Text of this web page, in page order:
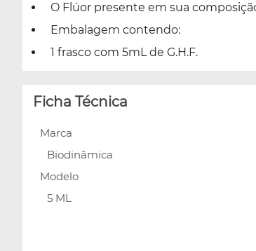
O Flúor presente em sua
Embalagem contendo:
1 frasco com 5mL de G.H.F.
Ficha Técnica
Marca
Biodinâmica
Modelo
5 ML